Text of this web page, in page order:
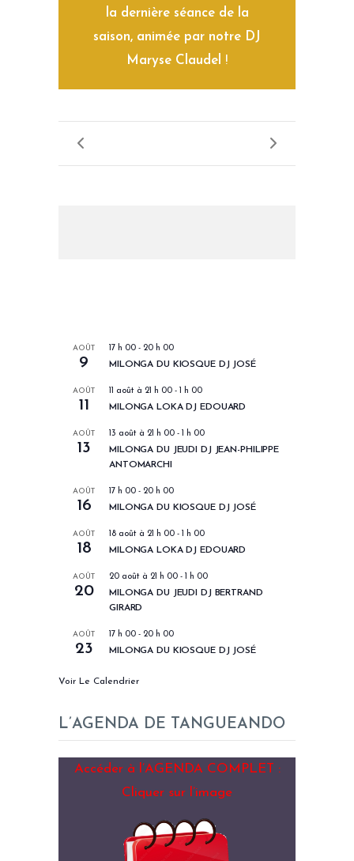
la dernière séance de la
saison, animée par notre DJ
Maryse Claudel !
AOÛT
9
17 h 00 - 20 h 00
MILONGA DU KIOSQUE DJ JOSÉ
AOÛT
11
11 août à 21 h 00 - 1 h 00
MILONGA LOKA DJ EDOUARD
AOÛT
13
13 août à 21 h 00 - 1 h 00
MILONGA DU JEUDI DJ JEAN-PHILIPPE
ANTOMARCHI
AOÛT
16
17 h 00 - 20 h 00
MILONGA DU KIOSQUE DJ JOSÉ
AOÛT
18
18 août à 21 h 00 - 1 h 00
MILONGA LOKA DJ EDOUARD
AOÛT
20
20 août à 21 h 00 - 1 h 00
MILONGA DU JEUDI DJ BERTRAND
GIRARD
AOÛT
23
17 h 00 - 20 h 00
MILONGA DU KIOSQUE DJ JOSÉ
Voir Le Calendrier
L’AGENDA DE TANGUEANDO
Accéder à l’AGENDA COMPLET :
Cliquer sur l’image